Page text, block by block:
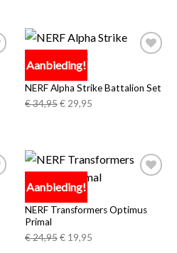
Aanbieding!
verlanglijst
NERF Alpha Strike Battalion Set
€34,95 €29,95
Aanbieding!
verlanglijst
NERF Transformers Optimus
Primal
€24,95 €19,95